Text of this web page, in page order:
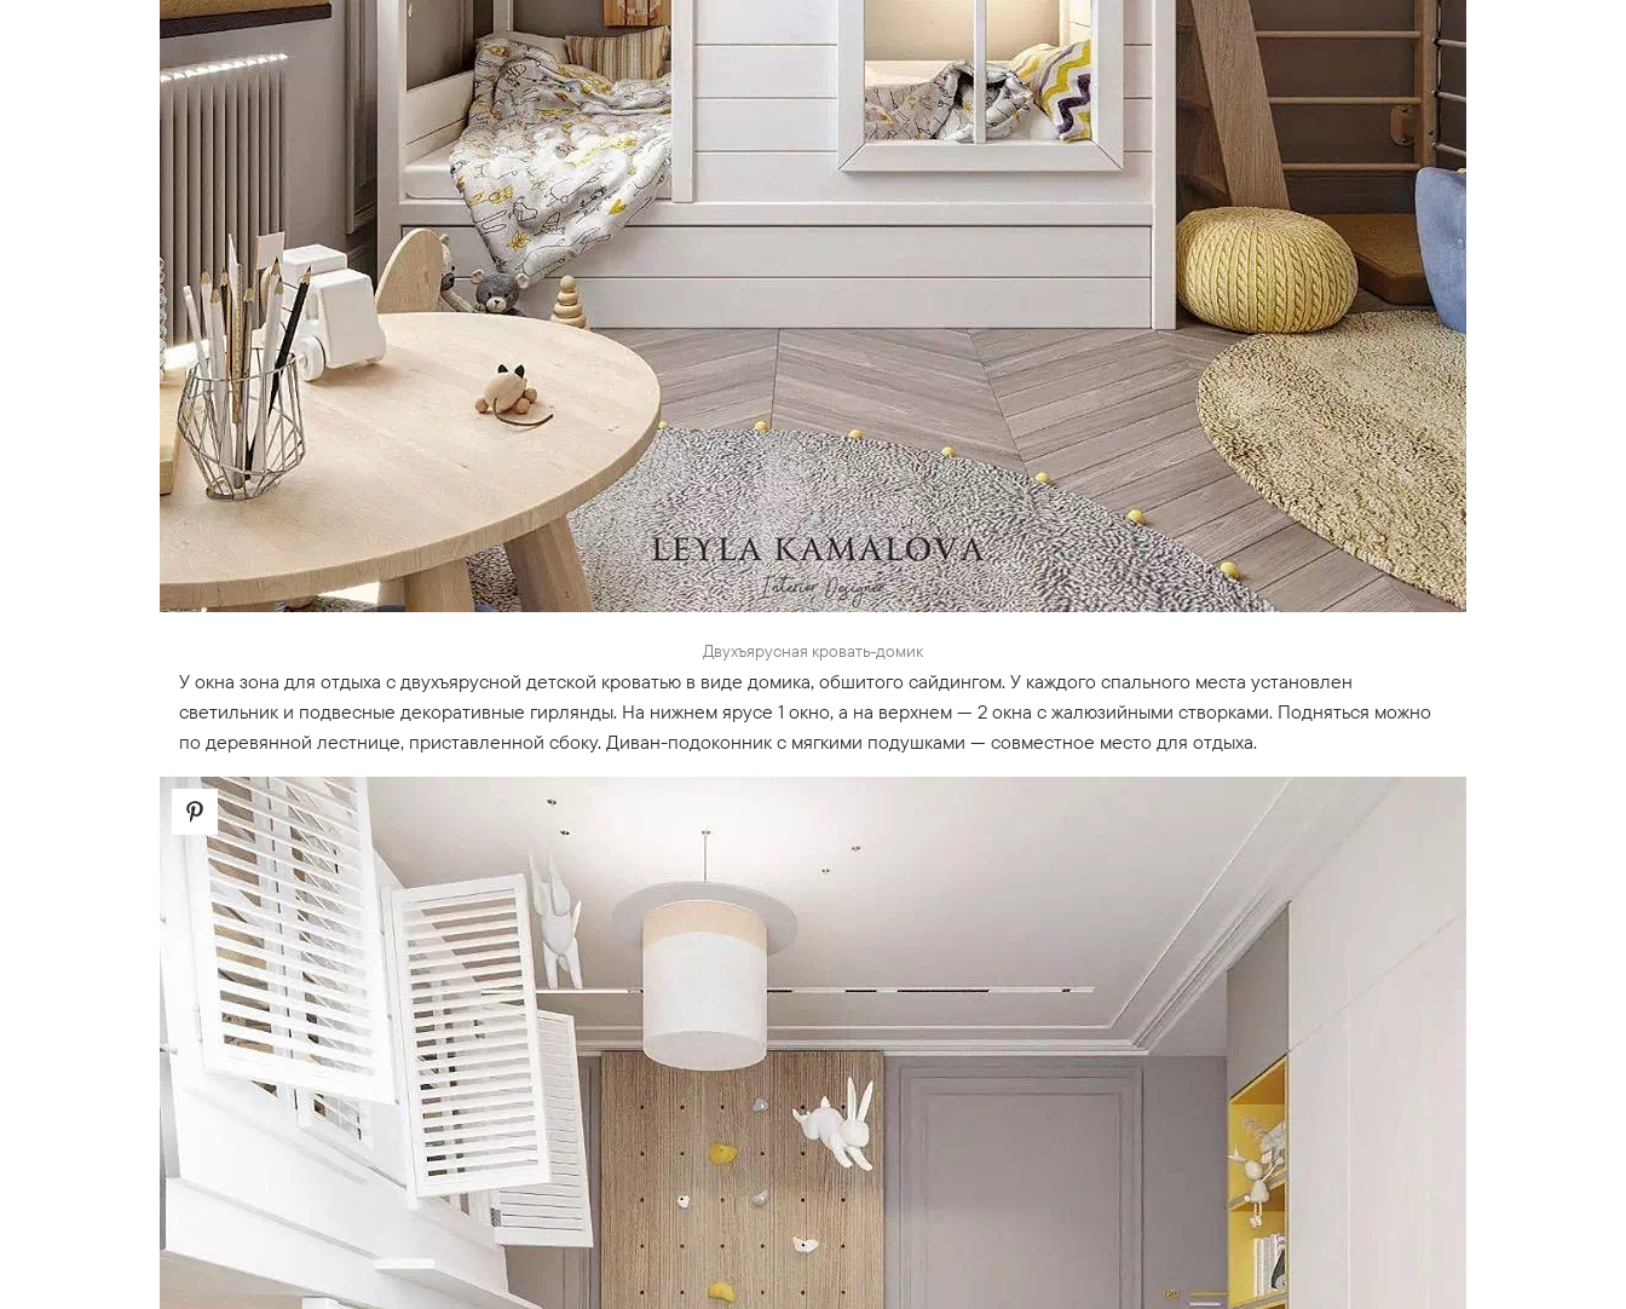
Двухъярусная кровать-домик
У окна зона для отдыха с двухъярусной детской кроватью в виде домика, обшитого сайдингом. У каждого спального места установлен
светильник и подвесные декоративные гирлянды. На нижнем ярусе 1 окно, а на верхнем — 2 окна с жалюзийными створками. Подняться можно
по деревянной лестнице, приставленной сбоку. Диван-подоконник с мягкими подушками — совместное место для отдыха.